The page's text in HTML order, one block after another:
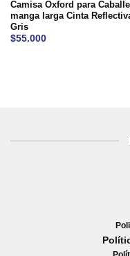
Camisa Oxford para
manga larga Cinta
Gris
$55.000